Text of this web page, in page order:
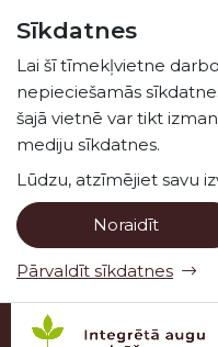
Sīkdatnes
Lai šī tīmekļvietne
nepieciešamās
šajā vietnē var tikt
mediju sīkdatnes.
Lūdzu, atzīmējiet savu
Noraidīt
Pārvaldīt sīkdatnes